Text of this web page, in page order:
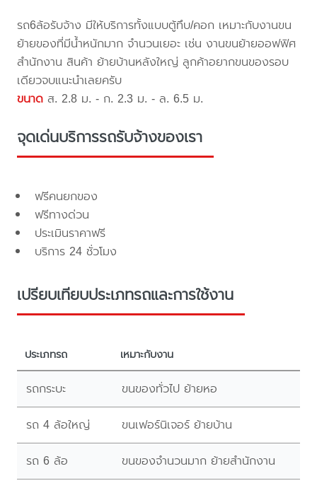
รถ6ล้อรับจ้าง มีให้บริการทั้งแบบตู้ทึบ/คอก เหมาะกับงานขน
ย้ายของที่มีน้ำหนักมาก จำนวนเยอะ เช่น งานขนย้ายออฟฟิศ
สำนักงาน สินค้า ย้ายบ้านหลังใหญ่ ลูกค้าอยากขนของรอบ
เดียวจบแนะนำเลยครับ
ขนาด ส. 2.8 ม. - ก. 2.3 ม. - ล. 6.5 ม.
จุดเด่นบริการรถรับจ้างของเรา
ฟรีคนยกของ
ฟรีทางด่วน
ประเมินราคาฟรี
บริการ 24 ชั่วโมง
เปรียบเทียบประเภทรถและการใช้งาน
ประเภทรถ เหมาะกับงาน
รถกระบะ ขนของทั่วไป ย้ายหอ
รถ 4 ล้อใหญ่ ขนเฟอร์นิเจอร์ ย้ายบ้าน
รถ 6 ล้อ ขนของจำนวนมาก ย้ายสำนักงาน